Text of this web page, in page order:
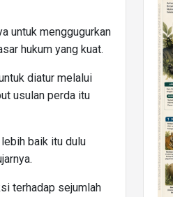
untuk menggugurkan
hukum yang kuat.
diatur melalui
usulan perda itu
baik itu dulu
terhadap sejumlah